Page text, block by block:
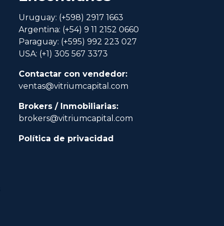
Uruguay: (+598) 2917 1663
Argentina: (+54) 9 11 2152 0660
Paraguay: (+595) 992 223 027
USA: (+1) 305 567 3373
Contactar con vendedor:
ventas@vitriumcapital.com
Brokers / Inmobiliarias:
brokers@vitriumcapital.com
Política de privacidad